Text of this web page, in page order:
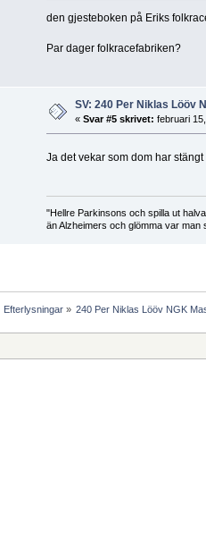
den gjesteboken på Eriks
Par dager folkracefabriken?
SV: 240 Per Niklas Lööv
« Svar #5 skrivet: februari
Ja det vekar som dom har
"Hellre Parkinsons och spilla ut
än Alzheimers och glömma var man
Efterlysningar» 240 Per Niklas Lööv NGK